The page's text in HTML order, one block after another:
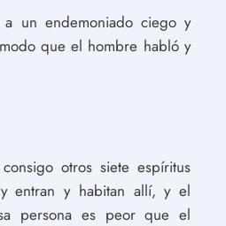
a un endemoniado ciego y
que el hombre habló y
otros siete espíritus
entran y habitan allí, y el
persona es peor que el